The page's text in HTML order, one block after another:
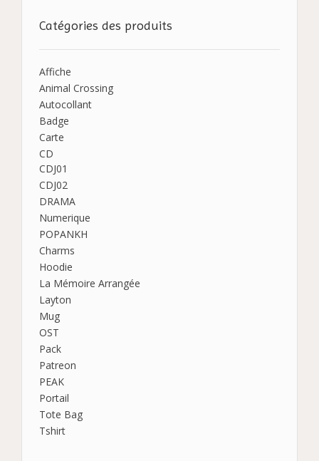
Catégories des produits
Affiche
Animal Crossing
Autocollant
Badge
Carte
CD
CDJ01
CDJ02
DRAMA
Numerique
POPANKH
Charms
Hoodie
La Mémoire Arrangée
Layton
Mug
OST
Pack
Patreon
PEAK
Portail
Tote Bag
Tshirt